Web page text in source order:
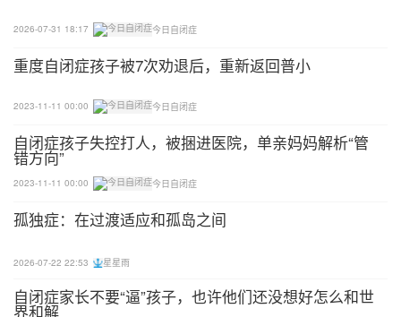
学的干预自我刺激行为，并且正确的判断，哪一种干
预方法才是真正有效的呢？
2026-07-31 18:17 今日自闭症
重度自闭症孩子被7次劝退后，重新返回普小
2023-11-11 00:00 今日自闭症
自闭症孩子失控打人，被捆进医院，单亲妈妈解析“管
错方向”
2023-11-11 00:00 今日自闭症
孤独症：在过渡适应和孤岛之间
2026-07-22 22:53 星星雨
自闭症家长不要“逼”孩子，也许他们还没想好怎么和世
界和解